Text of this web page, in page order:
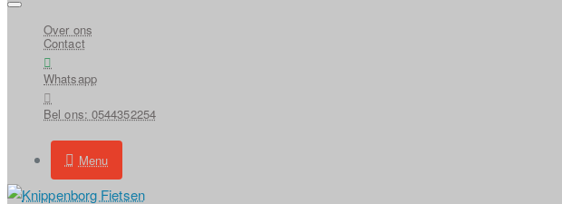
Over ons
Contact
Whatsapp
Bel ons: 0544352254
Menu